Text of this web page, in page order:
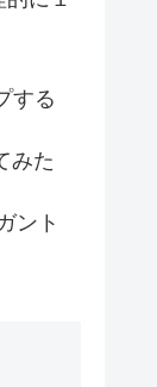
する
みた
ント